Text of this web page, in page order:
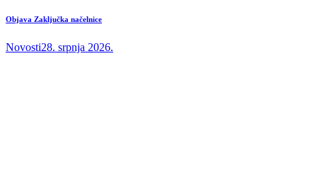
Objava Zaključka načelnice
Novosti28. srpnja 2026.